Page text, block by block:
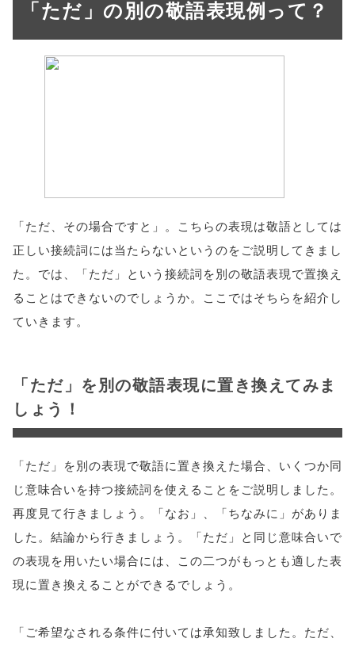
「ただ」の別の敬語表現例って？
「ただ、その場合ですと」。こちらの表現は敬語としては
正しい接続詞には当たらないというのをご説明してきまし
た。では、「ただ」という接続詞を別の敬語表現で置換え
ることはできないのでしょうか。ここではそちらを紹介し
ていきます。
「ただ」を別の敬語表現に置き換えてみま
しょう！
「ただ」を別の表現で敬語に置き換えた場合、いくつか同
じ意味合いを持つ接続詞を使えることをご説明しました。
再度見て行きましょう。「なお」、「ちなみに」がありま
した。結論から行きましょう。「ただ」と同じ意味合いで
の表現を用いたい場合には、この二つがもっとも適した表
現に置き換えることができるでしょう。
「ご希望なされる条件に付いては承知致しました。ただ、